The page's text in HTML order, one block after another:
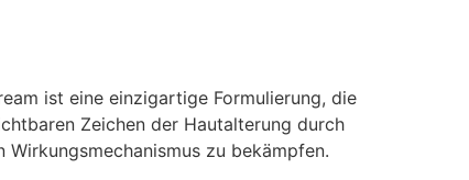
ist eine einzigartige Formulierung, die
Zeichen der Hautalterung durch
zu bekämpfen.